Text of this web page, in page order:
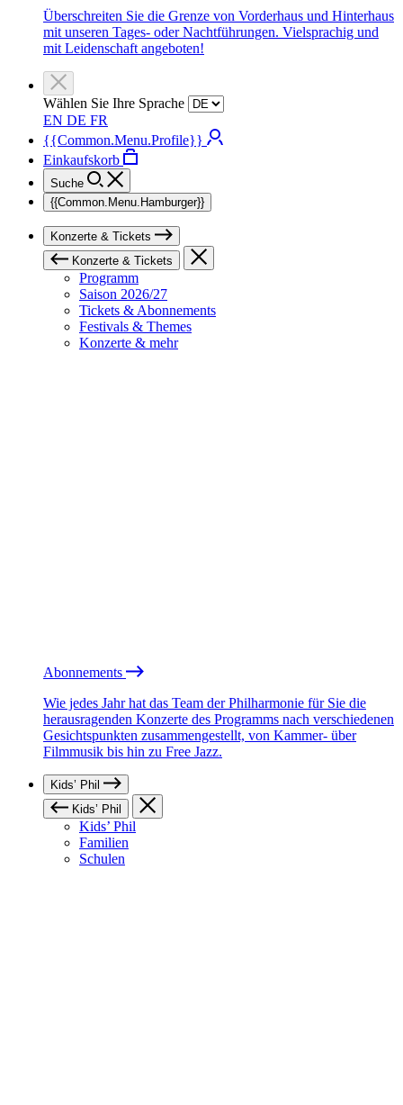
Überschreiten Sie die Grenze von Vorderhaus und Hinterhaus
mit unseren Tages- oder Nachtführungen. Vielsprachig und
mit Leidenschaft angeboten!
Wählen Sie Ihre Sprache
EN DE FR
{{Common.Menu.Profile}}
Einkaufskorb
Suche
{{Common.Menu.Hamburger}}
Konzerte & Tickets
Konzerte & Tickets
Programm
Saison 2026/27
Tickets & Abonnements
Festivals & Themes
Konzerte & mehr
Abonnements
Wie jedes Jahr hat das Team der Philharmonie für Sie die
herausragenden Konzerte des Programms nach verschiedenen
Gesichtspunkten zusammengestellt, von Kammer- über
Filmmusik bis hin zu Free Jazz.
Kids’ Phil
Kids’ Phil
Kids’ Phil
Familien
Schulen